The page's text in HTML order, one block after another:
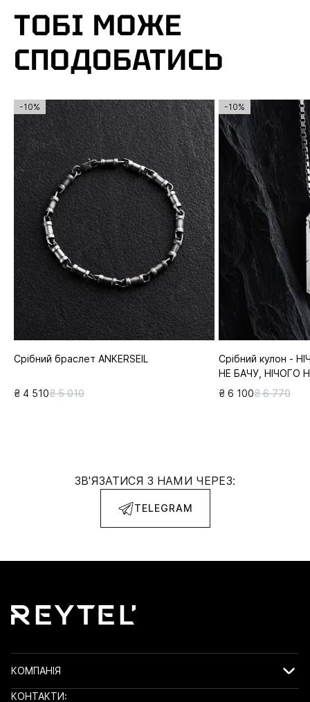
ТОБІ МОЖЕ
СПОДОБАТИСЬ
-10%
Срібний браслет ANKERSEIL
₴ 4 510₴ 5 010
-10%
Срібний кулон -
НЕ БАЧУ, НІЧОГО
₴ 6 100₴ 6 770
ЗВ'ЯЗАТИСЯ З НАМИ ЧЕРЕЗ:
TELEGRAM
КОМПАНІЯ
КОНТАКТИ: